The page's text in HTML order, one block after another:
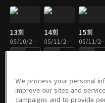
13회
05/10/2021 • 39분
KR
14회
05/11/2021 • 39분
KR
15회
05/11/
19회 20회 21회
We process your personal
improve our sites and
campaigns and to provide